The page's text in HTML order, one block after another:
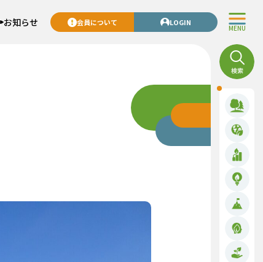
MENU
お知らせ 会員について LOGIN